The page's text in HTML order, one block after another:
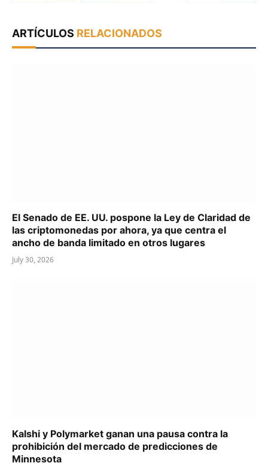
ARTÍCULOS RELACIONADOS
El Senado de EE. UU. pospone la Ley de Claridad de
las criptomonedas por ahora, ya que centra el
ancho de banda limitado en otros lugares
July 30, 2026
Kalshi y Polymarket ganan una pausa contra la
prohibición del mercado de predicciones de
Minnesota